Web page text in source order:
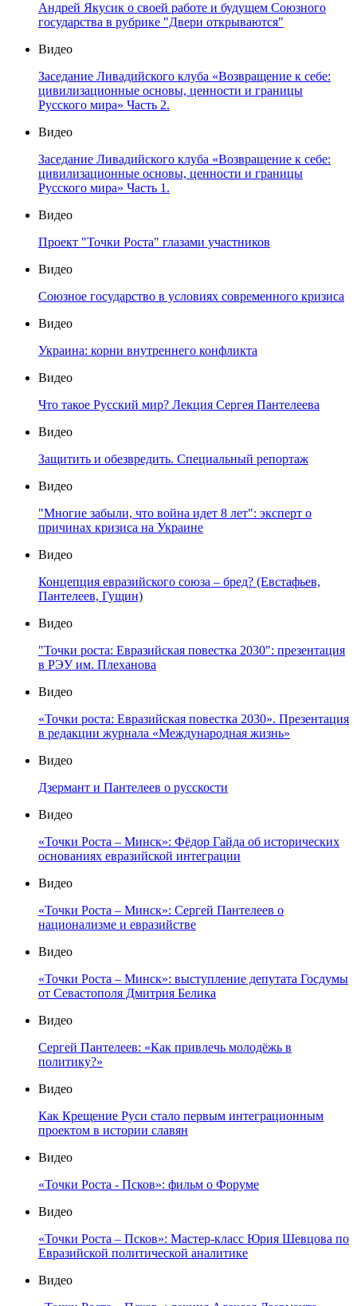
Андрей Якусик о своей работе и будущем Союзного
государства в рубрике "Двери открываются"
Видео
Заседание Ливадийского клуба «Возвращение к себе:
цивилизационные основы, ценности и границы
Русского мира» Часть 2.
Видео
Заседание Ливадийского клуба «Возвращение к себе:
цивилизационные основы, ценности и границы
Русского мира» Часть 1.
Видео
Проект "Точки Роста" глазами участников
Видео
Союзное государство в условиях современного кризиса
Видео
Украина: корни внутреннего конфликта
Видео
Что такое Русский мир? Лекция Сергея Пантелеева
Видео
Защитить и обезвредить. Специальный репортаж
Видео
"Многие забыли, что война идет 8 лет": эксперт о
причинах кризиса на Украине
Видео
Концепция евразийского союза – бред? (Евстафьев,
Пантелеев, Гущин)
Видео
"Точки роста: Евразийская повестка 2030": презентация
в РЭУ им. Плеханова
Видео
«Точки роста: Евразийская повестка 2030». Презентация
в редакции журнала «Международная жизнь»
Видео
Дзермант и Пантелеев о русскости
Видео
«Точки Роста – Минск»: Фёдор Гайда об исторических
основаниях евразийской интеграции
Видео
«Точки Роста – Минск»: Сергей Пантелеев о
национализме и евразийстве
Видео
«Точки Роста – Минск»: выступление депутата Госдумы
от Севастополя Дмитрия Белика
Видео
Сергей Пантелеев: «Как привлечь молодёжь в
политику?»
Видео
Как Крещение Руси стало первым интеграционным
проектом в истории славян
Видео
«Точки Роста - Псков»: фильм о Форуме
Видео
«Точки Роста – Псков»: Мастер-класс Юрия Шевцова по
Евразийской политической аналитике
Видео